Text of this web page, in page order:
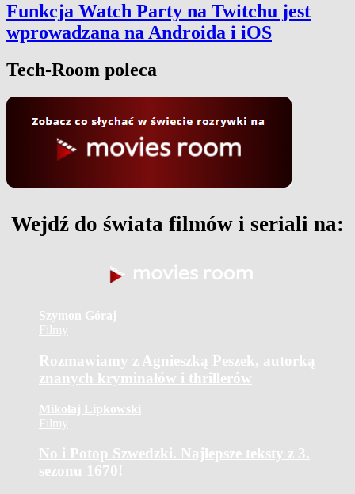
Funkcja Watch Party na Twitchu jest
wprowadzana na Androida i iOS
Tech-Room poleca
Wejdź do świata filmów i seriali na:
Szymon Góraj
Filmy
Rozmawiamy z Agnieszką Peszek, autorką
znanych kryminałów i thrillerów
Mikołaj Lipkowski
Filmy
No i Potop Szwedzki. Najlepsze teksty z 3.
sezonu 1670!